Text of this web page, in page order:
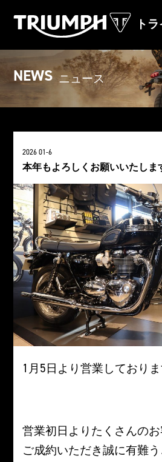
ト
NEWS ニュース
2026 01-6
本年もよろしくお願いいたしま
1月5日より営業しておりま
営業初日よりたくさんの
ご成約いただき誠に有難う